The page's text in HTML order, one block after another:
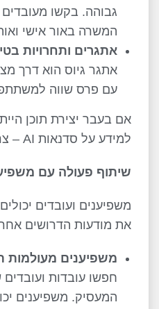
גבוהה. בקשו
המשרה באור אישי
אתגרים ותחרויות
אתגר גיוס הוא דרך
עם פרס שווה
למידע על סדנאות AI – צרו קשר:
שיתוף פעולה עם
משפיענים ועובדים
את מודעות הדרושים
משפיענים מעולמות
חפשו עובדות
המעסיק. משפיענים